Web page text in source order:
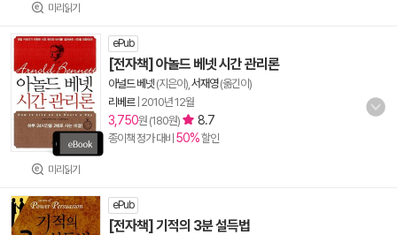
미리읽기
미리읽기
ePub
[전자책] 아놀드 베넷 시간 관리론
아널드 베넷 (지은이), 서재영(옮긴이)
리베르| 2010년 12월
3,750원 (180원) 8.7
종이책 정가 대비 50%할인
ePub
[전자책] 기적의 3분 설득법